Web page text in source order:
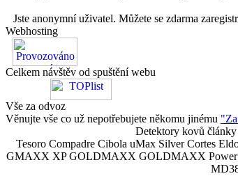
Jste anonymní uživatel. Můžete se zdarma
Webhosting
Celkem návštěv od spuštění webu
Vše za odvoz
Věnujte vše co už nepotřebujete někomu jinému
Detektory kovů články
Tesoro Compadre Cibola uMax Silver Cortes
GMAXX XP GOLDMAXX GOLDMAXX Power